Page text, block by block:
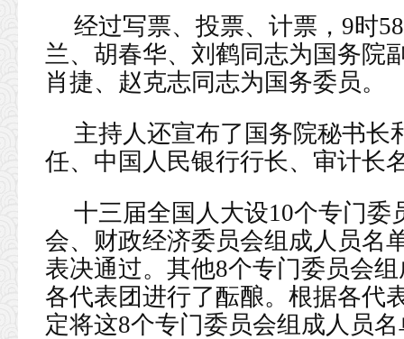
经过写票、投票、计票，9时
兰、胡春华、刘鹤同志为国务院
肖捷、赵克志同志为国务委员。
主持人还宣布了国务院秘书长
任、中国人民银行行长、审计长
十三届全国人大设10个专门
会、财政经济委员会组成人员名
表决通过。其他8个专门委员会
各代表团进行了酝酿。根据各代
定将这8个专门委员会组成人员